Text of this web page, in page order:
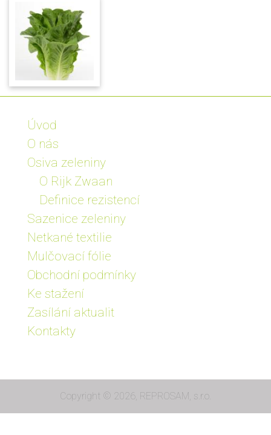
Úvod
O nás
Osiva zeleniny
O Rijk Zwaan
Definice rezistencí
Sazenice zeleniny
Netkané textilie
Mulčovací fólie
Obchodní podmínky
Ke stažení
Zasílání aktualit
Kontakty
Copyright © 2026, REPROSAM, s.r.o.